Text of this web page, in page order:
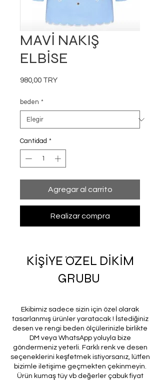
MAVİ NAKIŞ
ELBİSE
980,00 TRYPrecio
beden *
Cantidad *
Agregar al carrito
Realizar compra
KİŞİYE ÖZEL DİKİM
GRUBU
Ekibimiz sadece sizin için özel olarak
tasarlanmış ürünler yaratacak ! İstediğiniz
desen ve rengi beden ölçülerinizle birlikte
DM veya WhatsApp yoluyla bize
göndermeniz yeterli. Farklı renk ve desen
seçeneklerini keşfetmek istiyorsanız, lütfen
bizimle iletişime geçmekten çekinmeyin.
Ürün kumaş tüy vb değerler çabuk fiyat